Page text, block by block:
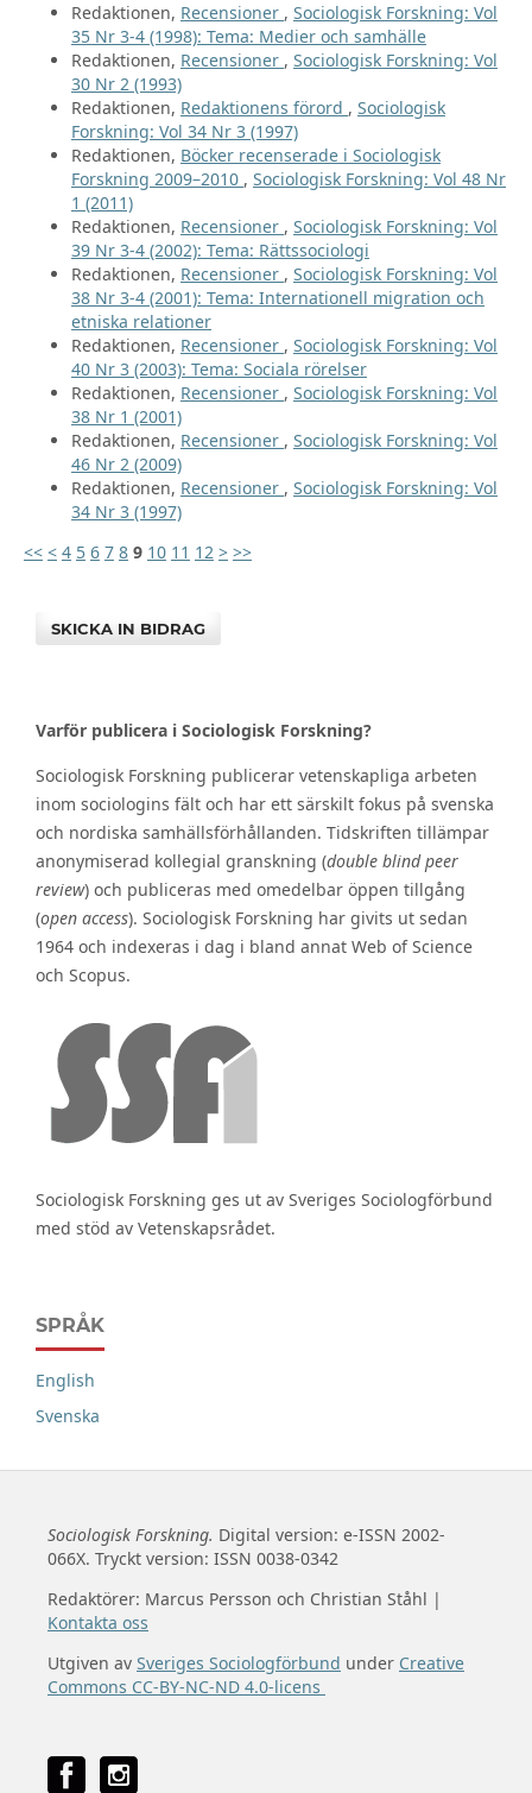
Redaktionen, Recensioner , Sociologisk Forskning: Vol
35 Nr 3-4 (1998): Tema: Medier och samhälle
Redaktionen, Recensioner , Sociologisk Forskning: Vol
30 Nr 2 (1993)
Redaktionen, Redaktionens förord , Sociologisk
Forskning: Vol 34 Nr 3 (1997)
Redaktionen, Böcker recenserade i Sociologisk
Forskning 2009–2010 , Sociologisk Forskning: Vol 48 Nr
1 (2011)
Redaktionen, Recensioner , Sociologisk Forskning: Vol
39 Nr 3-4 (2002): Tema: Rättssociologi
Redaktionen, Recensioner , Sociologisk Forskning: Vol
38 Nr 3-4 (2001): Tema: Internationell migration och
etniska relationer
Redaktionen, Recensioner , Sociologisk Forskning: Vol
40 Nr 3 (2003): Tema: Sociala rörelser
Redaktionen, Recensioner , Sociologisk Forskning: Vol
38 Nr 1 (2001)
Redaktionen, Recensioner , Sociologisk Forskning: Vol
46 Nr 2 (2009)
Redaktionen, Recensioner , Sociologisk Forskning: Vol
34 Nr 3 (1997)
<< < 4 5 6 7 8 9 10 11 12 > >>
SKICKA IN BIDRAG
Varför publicera i Sociologisk Forskning?
Sociologisk Forskning publicerar vetenskapliga arbeten
inom sociologins fält och har ett särskilt fokus på svenska
och nordiska samhällsförhållanden. Tidskriften tillämpar
anonymiserad kollegial granskning (double blind peer
review) och publiceras med omedelbar öppen tillgång
(open access). Sociologisk Forskning har givits ut sedan
1964 och indexeras i dag i bland annat Web of Science
och Scopus.
Sociologisk Forskning ges ut av Sveriges Sociologförbund
med stöd av Vetenskapsrådet.
SPRÅK
English
Svenska
Sociologisk Forskning. Digital version: e-ISSN 2002-
066X. Tryckt version: ISSN 0038-0342
Redaktörer: Marcus Persson och Christian Ståhl |
Kontakta oss
Utgiven av Sveriges Sociologförbund under Creative
Commons CC-BY-NC-ND 4.0-licens